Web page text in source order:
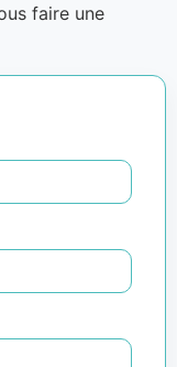
faire une